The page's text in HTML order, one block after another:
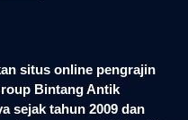
situs online pengrajin
Bintang Antik
sejak tahun 2009 dan